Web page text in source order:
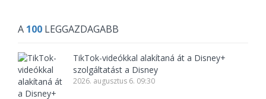
A 100 LEGGAZDAGABB
TikTok-videókkal alakítaná át a Disney+
szolgáltatást a Disney
2026. augusztus 6. 09:30